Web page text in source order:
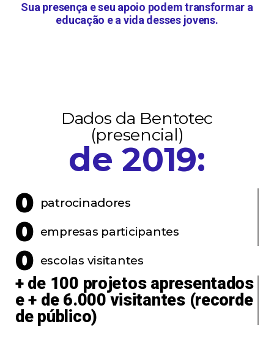
Sua presença e seu apoio podem transformar a
educação e a vida desses jovens.
Dados da Bentotec
(presencial)
de 2019:
0 patrocinadores
0 empresas participantes
0 escolas visitantes
+ de 100 projetos apresentados
e + de 6.000 visitantes (recorde
de público)